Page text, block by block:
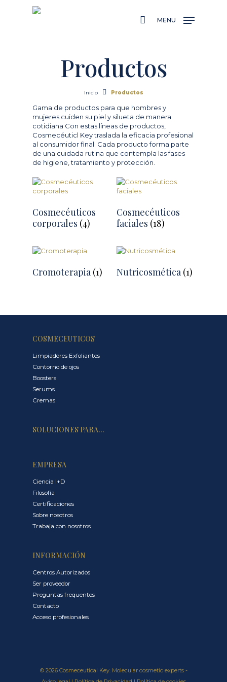
MENU
Productos
Inicio Productos
Gama de productos para que hombres y
mujeres cuiden su piel y silueta de manera
cotidiana Con estas líneas de productos,
Cosmecéuticl Key traslada la eficacia profesional
al consumidor final. Cada producto forma parte
de una cuidada rutina que contempla las fases
de higiene, tratamiento y protección.
Cosmecéuticos
corporales (4)
Cosmecéuticos
faciales (18)
Cromoterapia (1) Nutricosmética (1)
COSMECEUTICOS
Limpiadores Exfoliantes
Contorno de ojos
Boosters
Serums
Cremas
SOLUCIONES PARA…
EMPRESA
Ciencia I+D
Filosofía
Certificaciones
Sobre nosotros
Trabaja con nosotros
INFORMACIÓN
Centros Autorizados
Ser proveedor
Preguntas frequentes
Contacto
Acceso profesionales
© 2026 Cosmeceutical Key. Molecular cosmetic experts -